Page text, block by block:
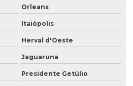
para empresas
Orleans
Itaiópolis
Herval d'Oeste
Jaguaruna
Presidente Getúlio